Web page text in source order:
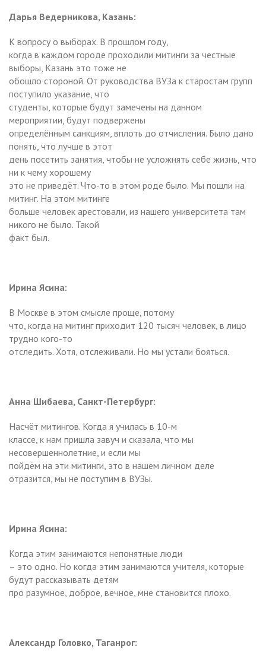
Дарья Ведерникова, Казань:
К вопросу о выборах. В прошлом году,
когда в каждом городе проходили митинги за честные
выборы, Казань это тоже не
обошло стороной. От руководства ВУЗа к старостам групп
поступило указание, что
студенты, которые будут замечены на данном
мероприятии, будут подвержены
определённым санкциям, вплоть до отчисления. Было дано
понять, что лучше в этот
день посетить занятия, чтобы не усложнять себе жизнь, что
ни к чему хорошему
это не приведёт. Что-то в этом роде было. Мы пошли на
митинг. На этом митинге
больше человек арестовали, из нашего университета там
никого не было. Такой
факт был.
Ирина Ясина:
В Москве в этом смысле проще, потому
что, когда на митинг приходит 120 тысяч человек, в лицо
трудно кого-то
отследить. Хотя, отслеживали. Но мы устали бояться.
Анна Шибаева, Санкт-Петербург:
Насчёт митингов. Когда я училась в 10-м
классе, к нам пришла завуч и сказала, что мы
несовершеннолетние, и если мы
пойдём на эти митинги, это в нашем личном деле
отразится, мы не поступим в ВУЗы.
Ирина Ясина:
Когда этим занимаются непонятные люди
– это одно. Но когда этим занимаются учителя, которые
будут рассказывать детям
про разумное, доброе, вечное, мне становится плохо.
Александр Головко, Таганрог: